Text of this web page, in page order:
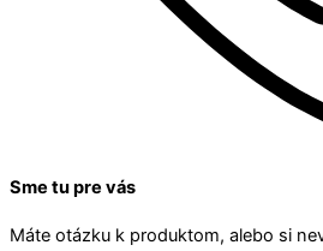
Sme tu pre vás
Máte otázku k produktom, alebo si